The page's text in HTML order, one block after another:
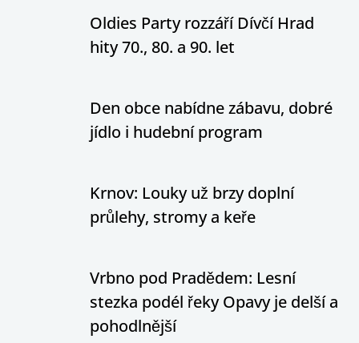
Oldies Party rozzáří Dívčí Hrad
hity 70., 80. a 90. let
Den obce nabídne zábavu, dobré
jídlo i hudební program
Krnov: Louky už brzy doplní
průlehy, stromy a keře
Vrbno pod Pradědem: Lesní
stezka podél řeky Opavy je delší a
pohodlnější